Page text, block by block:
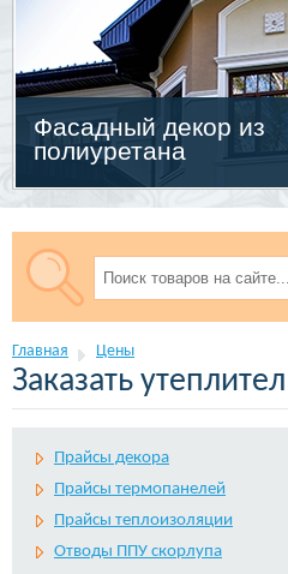
Фасадный декор из
полиуретана
Главная Цены
Заказать
Прайсы декора
Прайсы термопанелей
Прайсы теплоизоляции
Отводы ППУ скорлупа